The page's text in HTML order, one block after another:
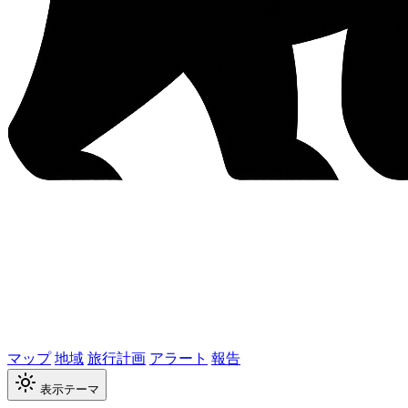
マップ地域旅行計画 アラート 報告
表示テーマ